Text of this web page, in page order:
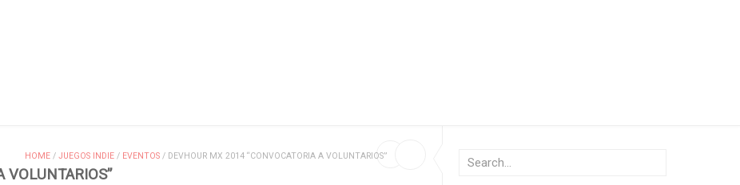
HOME /JUEGOS INDIE / EVENTOS / DEVHOUR MX 2014 “CONVOCATORIA A VOLUNTARIOS”
VOLUNTARIOS”